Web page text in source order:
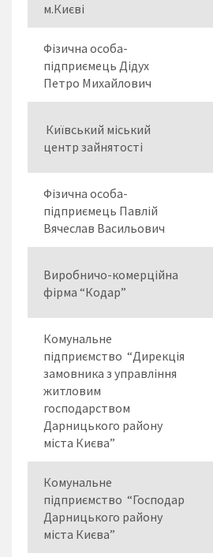
м.Києві
Фізична особа-
підприємець Дідух
Петро Михайлович
Київський міський
центр зайнятості
Фізична особа-
підприємець Павлій
Вячеслав Васильович
Виробничо-комерційна
фірма “Кодар”
Комунальне
підприємство “Дирекція
замовника з управління
житловим
господарством
Дарницького району
міста Києва”
Комунальне
підприємство “Господар
Дарницького району
міста Києва”